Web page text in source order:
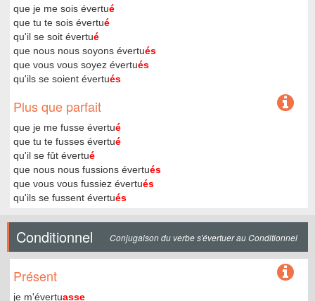
que je me sois évertué
que tu te sois évertué
qu'il se soit évertué
que nous nous soyons évertués
que vous vous soyez évertués
qu'ils se soient évertués
Plus que parfait
que je me fusse évertué
que tu te fusses évertué
qu'il se fût évertué
que nous nous fussions évertués
que vous vous fussiez évertués
qu'ils se fussent évertués
Conditionnel Conjugaison du verbe s'évertuer au Conditionnel
Présent
je m'évertuasse